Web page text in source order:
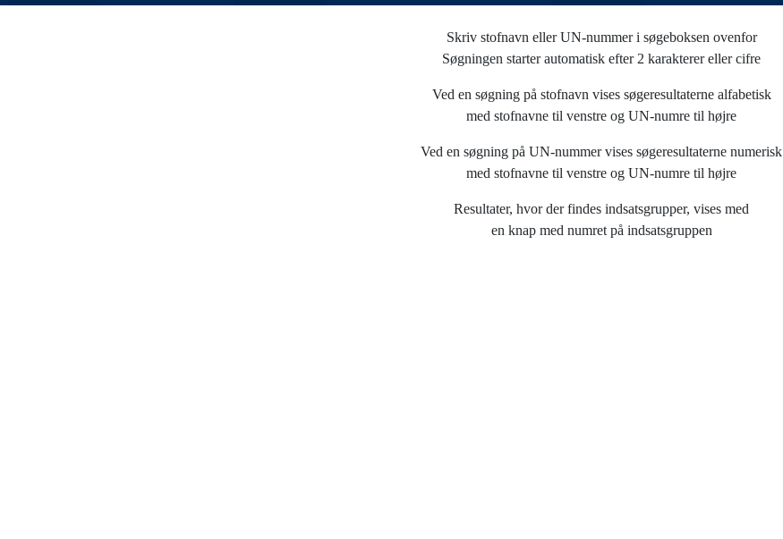
Skriv stofnavn eller UN-nummer i søgeboksen ovenfor
Søgningen starter automatisk efter 2 karakterer eller cifre
Ved en søgning på stofnavn vises søgeresultaterne alfabetisk
med stofnavne til venstre og UN-numre til højre
Ved en søgning på UN-nummer vises søgeresultaterne numerisk
med stofnavne til venstre og UN-numre til højre
Resultater, hvor der findes indsatsgrupper, vises med
en knap med numret på indsatsgruppen